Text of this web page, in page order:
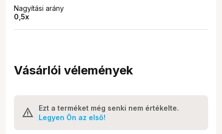
Nagyítási arány
0,5x
Vásárlói vélemények
Ezt a terméket még senki nem értékelte.
Legyen Ön az első!